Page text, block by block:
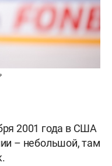
2001 года в США
– небольшой, там